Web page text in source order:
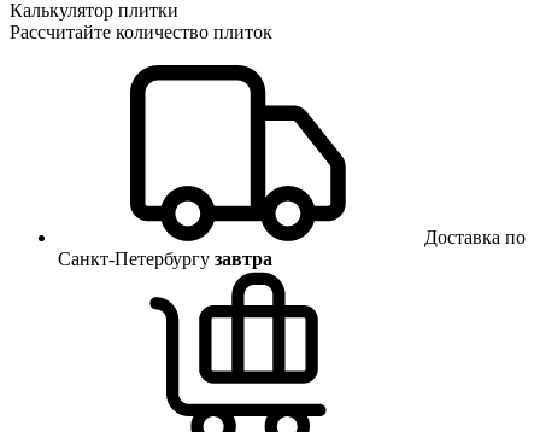
Калькулятор плитки
Рассчитайте количество плиток
Доставка по
Санкт-Петербургу завтра